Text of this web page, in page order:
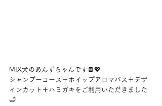
MIX犬のあんずちゃんです🍫💖
シャンプーコース＋ホイップアロマバス＋デザ
インカット＋ハミガキをご利用いただきました
🛁